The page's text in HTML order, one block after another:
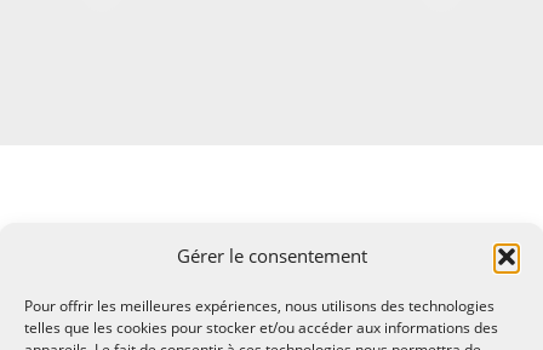
Gérer le consentement
Pour offrir les meilleures expériences, nous utilisons des technologies
telles que les cookies pour stocker et/ou accéder aux informations des